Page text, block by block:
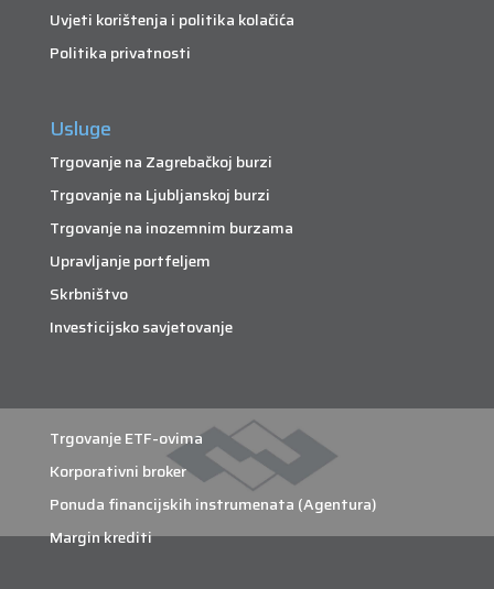
Uvjeti korištenja i politika kolačića
Politika privatnosti
Usluge
Trgovanje na Zagrebačkoj burzi
Trgovanje na Ljubljanskoj burzi
Trgovanje na inozemnim burzama
Upravljanje portfeljem
Skrbništvo
Investicijsko savjetovanje
Trgovanje ETF-ovima
Korporativni broker
Ponuda financijskih instrumenata (Agentura)
Margin krediti